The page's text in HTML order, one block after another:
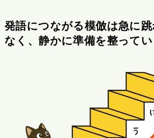
発語につながる模倣は急に
なく、静かに準備を整ってい